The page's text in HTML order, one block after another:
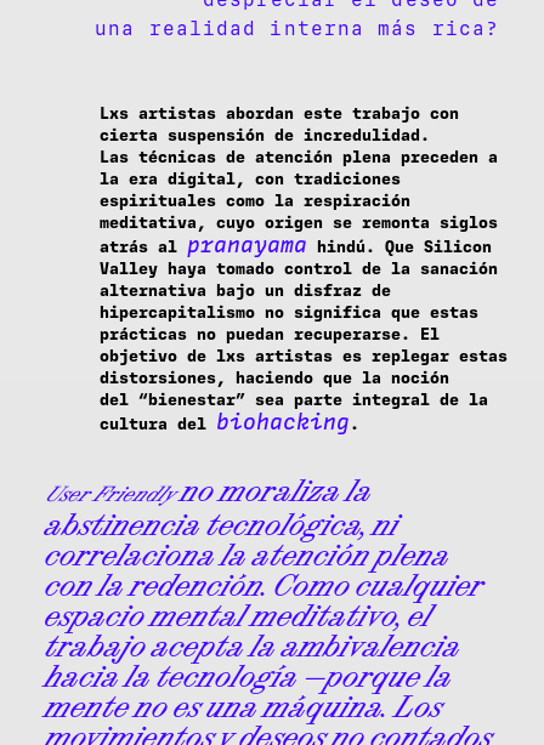
una realidad interna más rica?
Lxs artistas abordan este trabajo con
cierta suspensión de incredulidad.
Las técnicas de atención plena preceden a
la era digital, con tradiciones
espirituales como la respiración
meditativa, cuyo origen se remonta siglos
atrás al pranayama hindú. Que Silicon
Valley haya tomado control de la sanación
alternativa bajo un disfraz de
hipercapitalismo no significa que estas
prácticas no puedan recuperarse. El
objetivo de lxs artistas es replegar estas
distorsiones, haciendo que la noción
del “bienestar” sea parte integral de la
cultura del biohacking.
User Friendlyno moraliza la
abstinencia tecnológica, ni
correlaciona la atención plena
con la redención. Como cualquier
espacio mental meditativo, el
trabajo acepta la ambivalencia
hacia la tecnología —porque la
mente no es una máquina. Los
movimientos y deseos no contados